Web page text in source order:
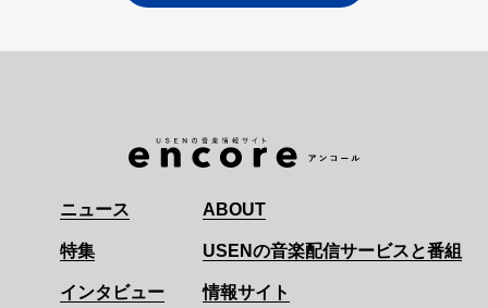
ニュース
特集
インタビュー
ABOUT
USENの音楽配信サービスと番組
情報サイト